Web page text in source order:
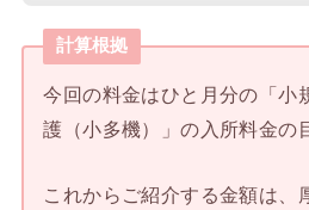
計算根拠
今回の料金はひと月分の「小
護（小多機）」の入所料金の
これからご紹介する金額は、